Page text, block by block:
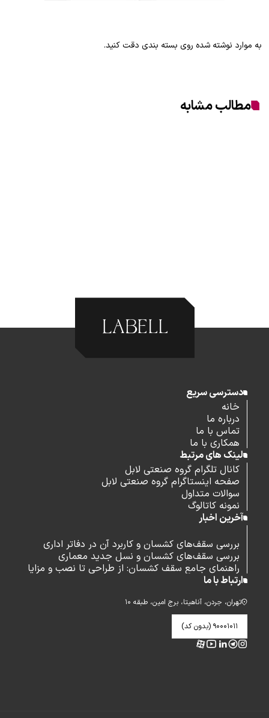
به موارد نوشته شده روی بسته بندی دقت کنید.
مطالب مشابه
دسترسی سریع
خانه
درباره ما
تماس با ما
همکاری با ما
لینک های مرتبط
کانال تلگرام گروه صنعتی لابل
صفحه اینستاگرام گروه صنعتی لابل
سوالات متداول
نمونه کاتالوگ
آخرین اخبار
بررسی سقف‌های کشسان و کاربرد آن در دفاتر اداری
بررسی سقف‌های کشسان و نسل جدید معماری
راهنمای جامع سقف کشسان: از طراحی تا نصب و مزایا
ارتباط با ما
تهران، جردن، آناهیتا، برج امین، طبقه ۱۰
۹۰۰۰۱۰۱۱ (بدون کد)